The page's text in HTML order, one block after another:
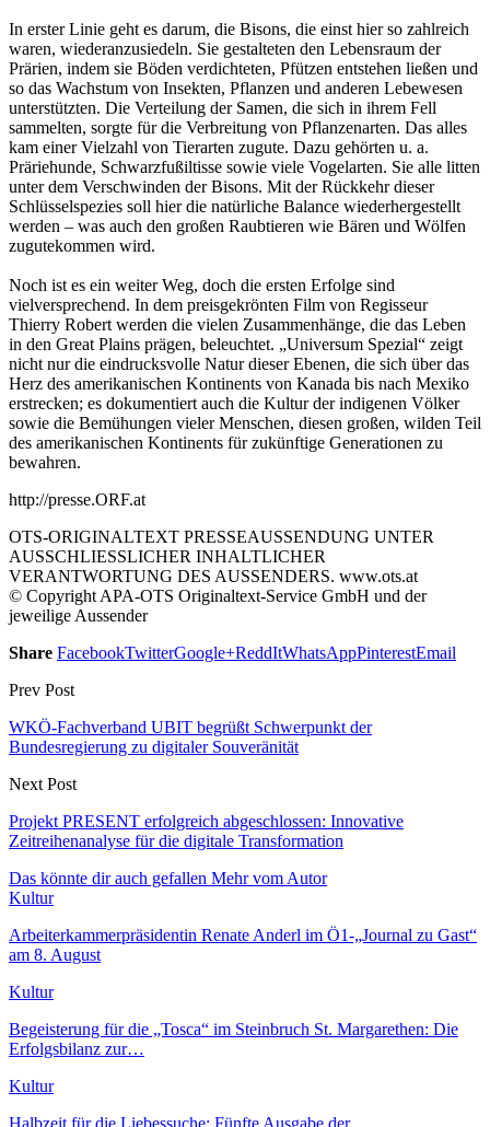
In erster Linie geht es darum, die Bisons, die einst hier so zahlreich
waren, wiederanzusiedeln. Sie gestalteten den Lebensraum der
Prärien, indem sie Böden verdichteten, Pfützen entstehen ließen und
so das Wachstum von Insekten, Pflanzen und anderen Lebewesen
unterstützten. Die Verteilung der Samen, die sich in ihrem Fell
sammelten, sorgte für die Verbreitung von Pflanzenarten. Das alles
kam einer Vielzahl von Tierarten zugute. Dazu gehörten u. a.
Präriehunde, Schwarzfußiltisse sowie viele Vogelarten. Sie alle litten
unter dem Verschwinden der Bisons. Mit der Rückkehr dieser
Schlüsselspezies soll hier die natürliche Balance wiederhergestellt
werden – was auch den großen Raubtieren wie Bären und Wölfen
zugutekommen wird.
Noch ist es ein weiter Weg, doch die ersten Erfolge sind
vielversprechend. In dem preisgekrönten Film von Regisseur
Thierry Robert werden die vielen Zusammenhänge, die das Leben
in den Great Plains prägen, beleuchtet. „Universum Spezial“ zeigt
nicht nur die eindrucksvolle Natur dieser Ebenen, die sich über das
Herz des amerikanischen Kontinents von Kanada bis nach Mexiko
erstrecken; es dokumentiert auch die Kultur der indigenen Völker
sowie die Bemühungen vieler Menschen, diesen großen, wilden Teil
des amerikanischen Kontinents für zukünftige Generationen zu
bewahren.
http://presse.ORF.at
OTS-ORIGINALTEXT PRESSEAUSSENDUNG UNTER
AUSSCHLIESSLICHER INHALTLICHER
VERANTWORTUNG DES AUSSENDERS. www.ots.at
© Copyright APA-OTS Originaltext-Service GmbH und der
jeweilige Aussender
Share FacebookTwitterGoogle+ReddItWhatsAppPinterestEmail
Prev Post
WKÖ-Fachverband UBIT begrüßt Schwerpunkt der
Bundesregierung zu digitaler Souveränität
Next Post
Projekt PRESENT erfolgreich abgeschlossen: Innovative
Zeitreihenanalyse für die digitale Transformation
Das könnte dir auch gefallen Mehr vom Autor
Kultur
Arbeiterkammerpräsidentin Renate Anderl im Ö1-„Journal zu Gast“
am 8. August
Kultur
Begeisterung für die „Tosca“ im Steinbruch St. Margarethen: Die
Erfolgsbilanz zur…
Kultur
Halbzeit für die Liebessuche: Fünfte Ausgabe der